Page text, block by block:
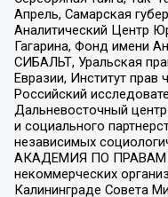
Апрель, Самарская
Аналитический Центр
Гагарина, Фонд имени
СИБАЛЬТ, Уральская
Евразии, Институт
Российский
Дальневосточный
и социального
независимых
АКАДЕМИЯ ПО ПРАВАМ
некоммерческих
Калининграде Совета